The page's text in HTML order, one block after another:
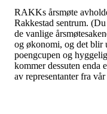
RAKKs årsmøte
Rakkestad sentrum.
de vanlige
og økonomi, og det blir
poengcupen og
kommer dessuten enda
av representanter fra